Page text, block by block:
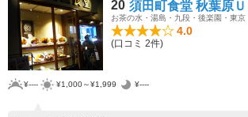
20 須田町食堂 秋葉原
お茶の水・湯島・九段・後楽園・東
4.0
(口コミ 2件)
¥---- ¥1,000～¥1,999 ¥----